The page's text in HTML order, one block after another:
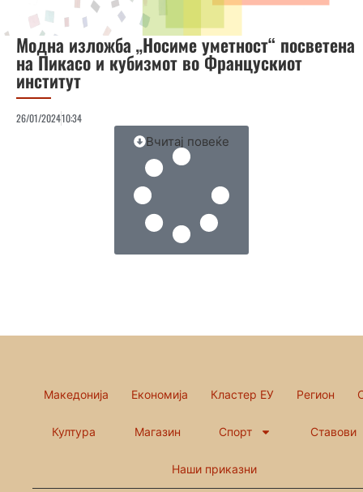
Модна изложба „Носиме уметност“ посветена
на Пикасо и кубизмот во Францускиот
институт
26/01/202410:34
Вчитај повеќе
Македонија Економија Кластер ЕУ Регион
Култура Магазин Спорт Ставови
Наши приказни